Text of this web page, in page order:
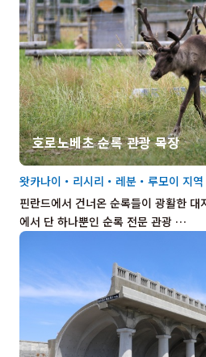
호로노베초 순록 관광 목장
핀란드에서 건너온 순록들이 광활한
에서 단 하나뿐인 순록 전문 관광 …
왓카나이・리시리・레분・루모이 지역